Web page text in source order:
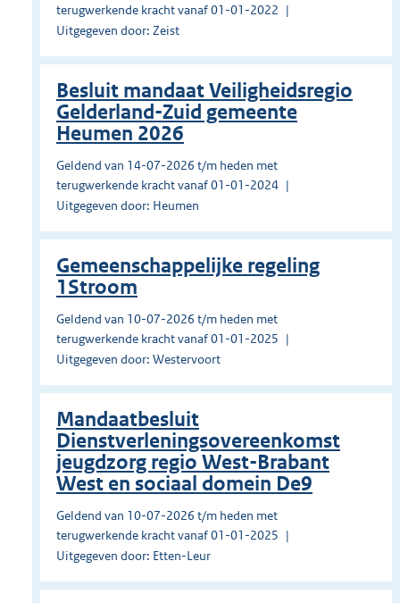
terugwerkende kracht vanaf 01-01-2022
Uitgegeven door: Zeist
Besluit mandaat Veiligheidsregio
Gelderland-Zuid gemeente
Heumen 2026
Geldend van 14-07-2026 t/m heden met
terugwerkende kracht vanaf 01-01-2024
Uitgegeven door: Heumen
Gemeenschappelijke regeling
1Stroom
Geldend van 10-07-2026 t/m heden met
terugwerkende kracht vanaf 01-01-2025
Uitgegeven door: Westervoort
Mandaatbesluit
Dienstverleningsovereenkomst
jeugdzorg regio West-Brabant
West en sociaal domein De9
Geldend van 10-07-2026 t/m heden met
terugwerkende kracht vanaf 01-01-2025
Uitgegeven door: Etten-Leur